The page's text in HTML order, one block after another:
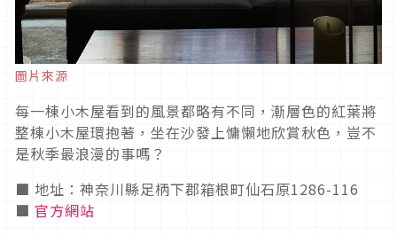
圖片來源
每一棟小木屋看到的風景都略有不同，漸層色的紅葉將
整棟小木屋環抱著，坐在沙發上慵懶地欣賞秋色，豈不
是秋季最浪漫的事嗎？
■ 地址：神奈川縣足柄下郡箱根町仙石原1286-116
■ 官方網站